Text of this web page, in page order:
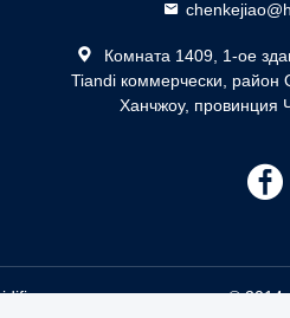
Комната 1409, 1-ое
Tiandi коммерчески, район
Ханчжоу, провинция
述
осушителя поставщик. ©